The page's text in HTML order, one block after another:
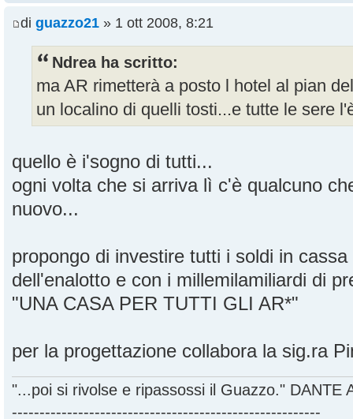
di guazzo21 » 1 ott 2008, 8:21
Ndrea ha scritto:
ma AR rimetterà a posto l hotel al pian
un localino di quelli tosti...e tutte le sere
quello è i'sogno di tutti...
ogni volta che si arriva lì c'è qualcuno
nuovo...
propongo di investire tutti i soldi in
dell'enalotto e con i millemilamiliardi di
"UNA CASA PER TUTTI GLI AR*"
per la progettazione collabora la sig.ra
"...poi si rivolse e ripassossi il Guazzo." DANTE
--------------------------------------------------------